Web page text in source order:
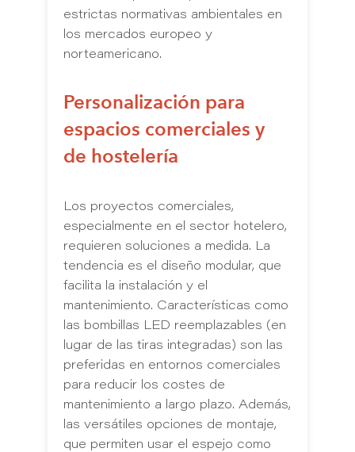
estrictas normativas ambientales en
los mercados europeo y
norteamericano.
Personalización para
espacios comerciales y
de hostelería
Los proyectos comerciales,
especialmente en el sector hotelero,
requieren soluciones a medida. La
tendencia es el diseño modular, que
facilita la instalación y el
mantenimiento. Características como
las bombillas LED reemplazables (en
lugar de las tiras integradas) son las
preferidas en entornos comerciales
para reducir los costes de
mantenimiento a largo plazo. Además,
las versátiles opciones de montaje,
que permiten usar el espejo como